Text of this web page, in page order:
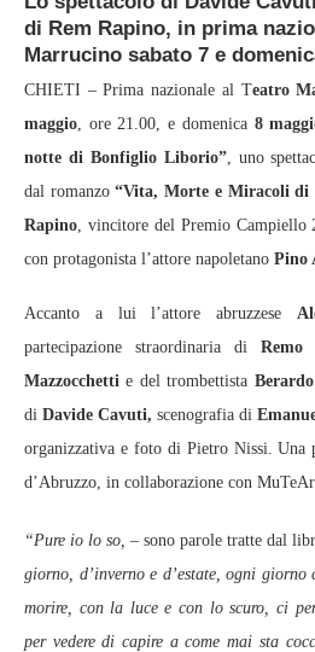
di Rem Rapino, in prima
Marrucino sabato 7 e
CHIETI – Prima nazionale al Teatro
maggio , ore 21.00, e domenica 8
notte di Bonfiglio Liborio”, uno
dal romanzo“Vita, Morte e Miracoli
Rapino , vincitore del Premio
con protagonista l’attore napoletano Pino
Accanto a lui l’attore abruzzese
partecipazione straordinaria diRemo
Mazzocchetti e del trombettista
di Davide Cavuti, scenografia di
organizzativa e foto di Pietro Nissi. Una
d’Abruzzo, in collaborazione con
“Pure io lo so, – sono parole tratte dal
giorno, d’inverno e d’estate, ogni giorno
morire, con la luce e con lo scuro, ci
per vedere di capire a come mai sta